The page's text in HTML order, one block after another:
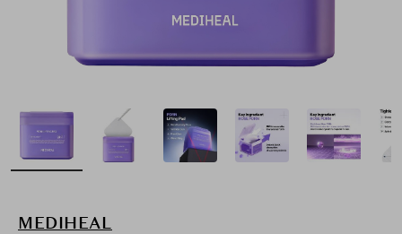
MEDIHEAL